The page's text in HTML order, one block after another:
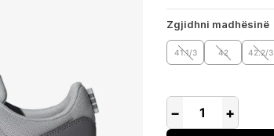
Zgjidhni madhësinë
41.1/3 42 42.2/3
− +